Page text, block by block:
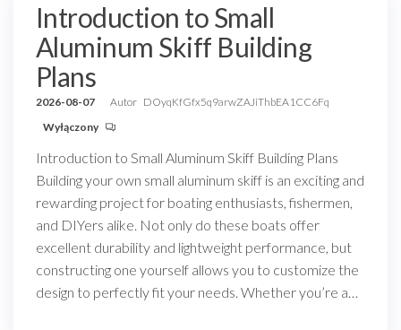
Introduction to Small
Aluminum Skiff Building
Plans
2026-08-07 Autor DOyqKfGfx5q9arwZAJiThbEA1CC6Fq
Wyłączony
Introduction to Small Aluminum Skiff Building Plans
Building your own small aluminum skiff is an exciting and
rewarding project for boating enthusiasts, fishermen,
and DIYers alike. Not only do these boats offer
excellent durability and lightweight performance, but
constructing one yourself allows you to customize the
design to perfectly fit your needs. Whether you’re a…